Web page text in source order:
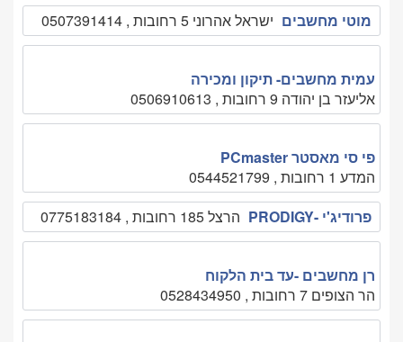
מוטי מחשבים ישראל אהרוני 5 רחובות , 0507391414
עמית מחשבים- תיקון ומכירה
אליעזר בן יהודה 9 רחובות , 0506910613
פי סי מאסטר PCmaster
המדע 1 רחובות , 0544521799
פרודיג'י -PRODIGY
הרצל 185 רחובות , 0775183184
רן מחשבים -עד בית הלקוח
הר הצופים 7 רחובות , 0528434950